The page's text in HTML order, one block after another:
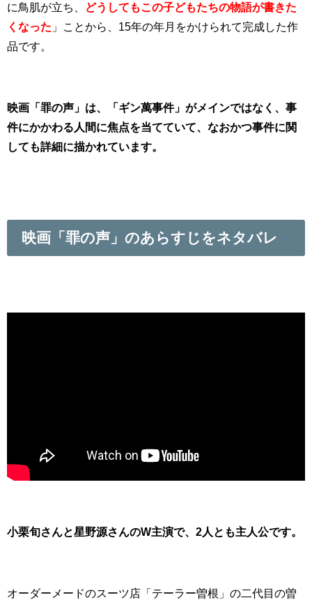
に鳥肌が立ち、
どうしてもこの子どもたちの物語が書きた
くなった 」ことから、15年の年月をかけられて完成した作
品です。
映画「罪の声」は、「ギン萬事件」がメインではなく、事
件にかかわる人間に焦点を当てていて、なおかつ事件に関
しても詳細に描かれています。
映画「罪の声」のあらすじをネタバレ
小栗旬さんと星野源さんのW主演で、 2人とも主人公です。
オーダーメードのスーツ店「テーラー曽根」の二代目の曽